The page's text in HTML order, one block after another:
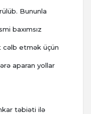
Bununla
baxımsız
cəlb etmək üçün
aparan yollar
təbiəti ilə